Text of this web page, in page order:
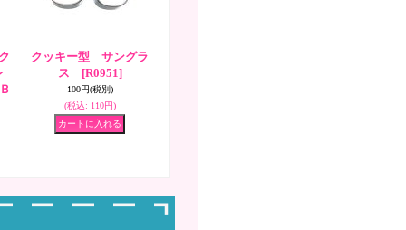
クッキー型 サングラ
ス [R0951]
100円(税別)
(税込: 110円)